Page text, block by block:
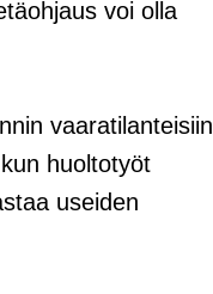
voi olla
vaaratilanteisiin
huoltotyöt
useiden